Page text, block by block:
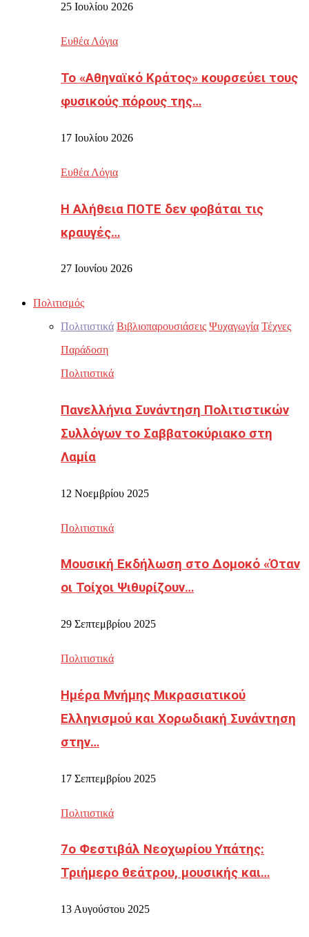
25 Ιουλίου 2026
Ευθέα Λόγια
Το «Αθηναϊκό Κράτος» κουρσεύει τους
φυσικούς πόρους της…
17 Ιουλίου 2026
Ευθέα Λόγια
Η Αλήθεια ΠΟΤΕ δεν φοβάται τις
κραυγές…
27 Ιουνίου 2026
Πολιτισμός
Πολιτιστικά Βιβλιοπαρουσιάσεις Ψυχαγωγία Τέχνες
Παράδοση
Πολιτιστικά
Πανελλήνια Συνάντηση Πολιτιστικών
Συλλόγων το Σαββατοκύριακο στη
Λαμία
12 Νοεμβρίου 2025
Πολιτιστικά
Μουσική Εκδήλωση στο Δομοκό «Όταν
οι Τοίχοι Ψιθυρίζουν…
29 Σεπτεμβρίου 2025
Πολιτιστικά
Ημέρα Μνήμης Μικρασιατικού
Ελληνισμού και Χορωδιακή Συνάντηση
στην…
17 Σεπτεμβρίου 2025
Πολιτιστικά
7ο Φεστιβάλ Νεοχωρίου Υπάτης:
Τριήμερο θεάτρου, μουσικής και…
13 Αυγούστου 2025